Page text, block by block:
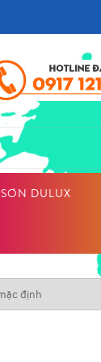
SƠN DULUX